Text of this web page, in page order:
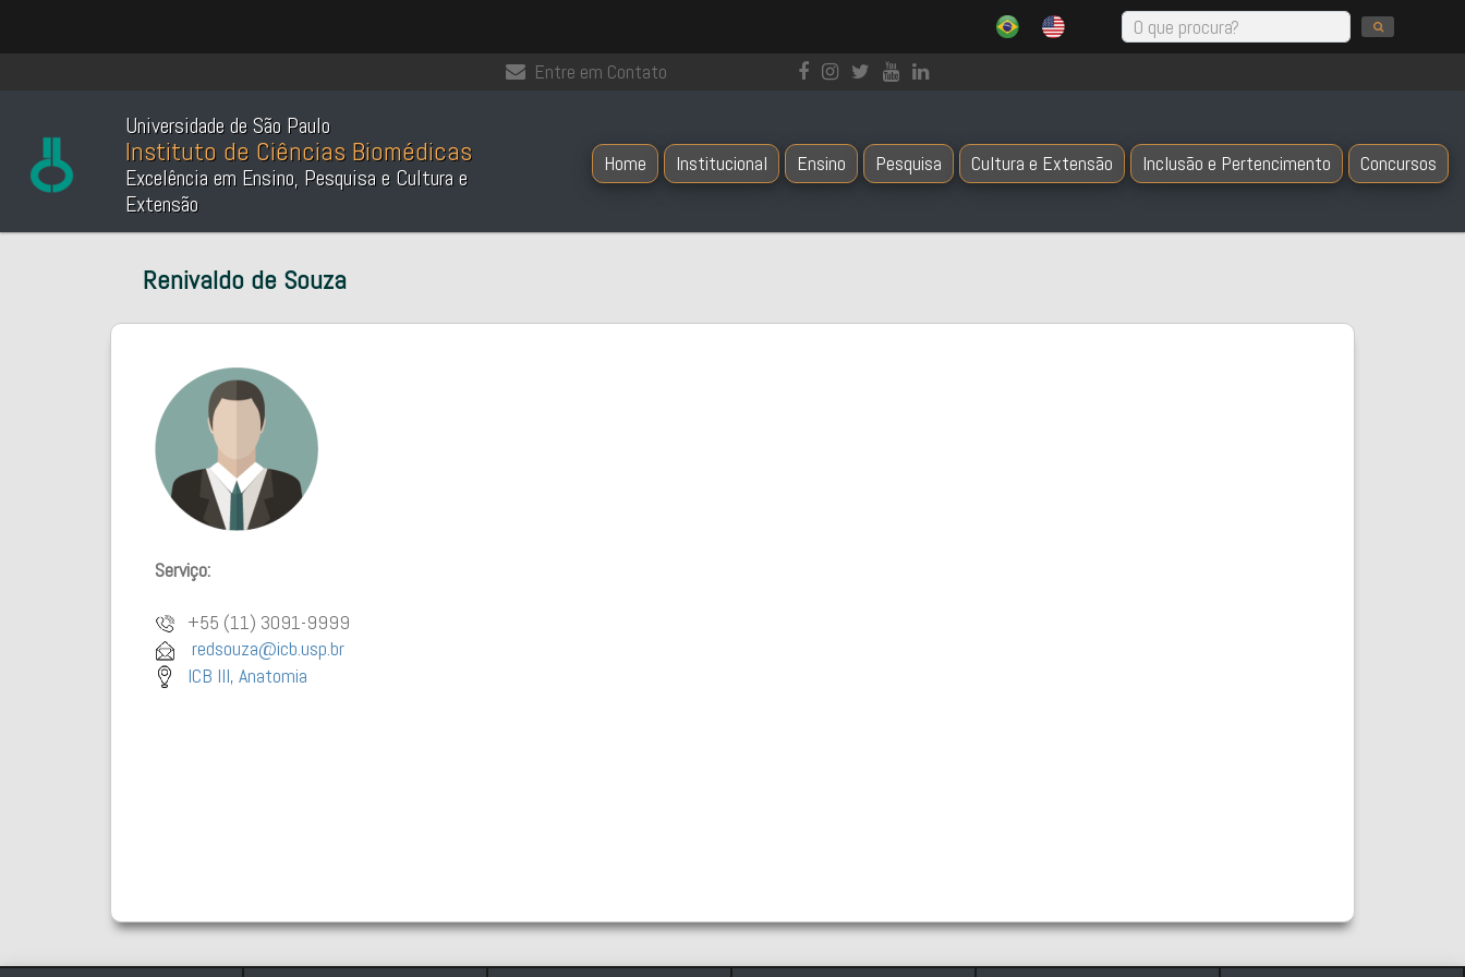
Entre em Contato
Universidade de São Paulo
Instituto de Ciências Biomédicas
Excelência em Ensino, Pesquisa e Cultura e
Extensão
Home Institucional Ensino Pesquisa Cultura e Extensão Inclusão e Pertencimento Concursos
Renivaldo de Souza
Serviço:
+55 (11) 3091-9999
redsouza@icb.usp.br
ICB III, Anatomia